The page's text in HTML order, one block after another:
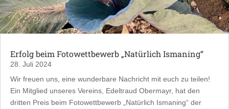
Erfolg beim Fotowettbewerb „Natürlich Ismaning“
28. Juli 2024
Wir freuen uns, eine wunderbare Nachricht mit euch zu teilen!
Ein Mitglied unseres Vereins, Edeltraud Obermayr, hat den
dritten Preis beim Fotowettbewerb „Natürlich Ismaning“ der